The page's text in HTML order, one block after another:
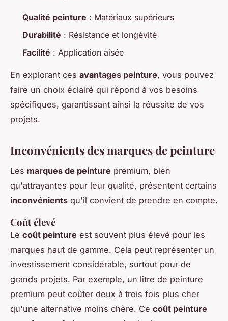
Qualité peinture : Matériaux supérieurs
Durabilité : Résistance et longévité
Facilité : Application aisée
En explorant ces avantages peinture, vous pouvez
faire un choix éclairé qui répond à vos besoins
spécifiques, garantissant ainsi la réussite de vos
projets.
Inconvénients des marques de peinture
Les marques de peinture premium, bien
qu'attrayantes pour leur qualité, présentent certains
inconvénients qu'il convient de prendre en compte.
Coût élevé
Le coût peinture est souvent plus élevé pour les
marques haut de gamme. Cela peut représenter un
investissement considérable, surtout pour de
grands projets. Par exemple, un litre de peinture
premium peut coûter deux à trois fois plus cher
qu'une alternative moins chère. Ce coût peinture